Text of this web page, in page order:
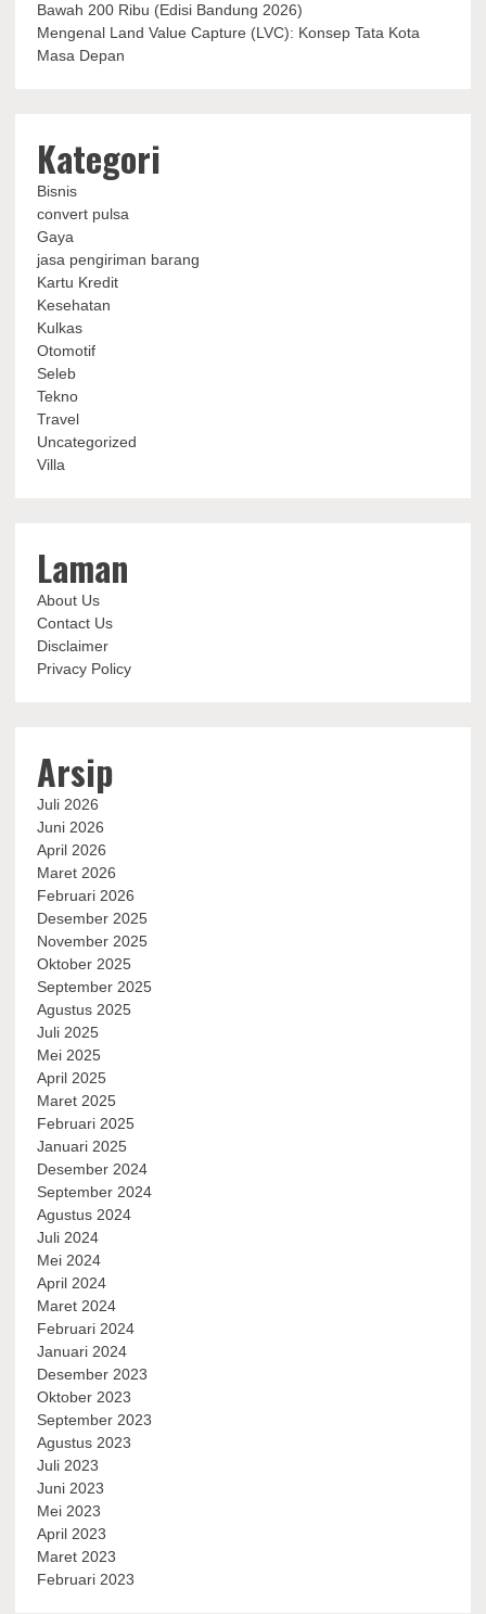
Bawah 200 Ribu (Edisi Bandung 2026)
Mengenal Land Value Capture (LVC): Konsep Tata Kota
Masa Depan
Kategori
Bisnis
convert pulsa
Gaya
jasa pengiriman barang
Kartu Kredit
Kesehatan
Kulkas
Otomotif
Seleb
Tekno
Travel
Uncategorized
Villa
Laman
About Us
Contact Us
Disclaimer
Privacy Policy
Arsip
Juli 2026
Juni 2026
April 2026
Maret 2026
Februari 2026
Desember 2025
November 2025
Oktober 2025
September 2025
Agustus 2025
Juli 2025
Mei 2025
April 2025
Maret 2025
Februari 2025
Januari 2025
Desember 2024
September 2024
Agustus 2024
Juli 2024
Mei 2024
April 2024
Maret 2024
Februari 2024
Januari 2024
Desember 2023
Oktober 2023
September 2023
Agustus 2023
Juli 2023
Juni 2023
Mei 2023
April 2023
Maret 2023
Februari 2023